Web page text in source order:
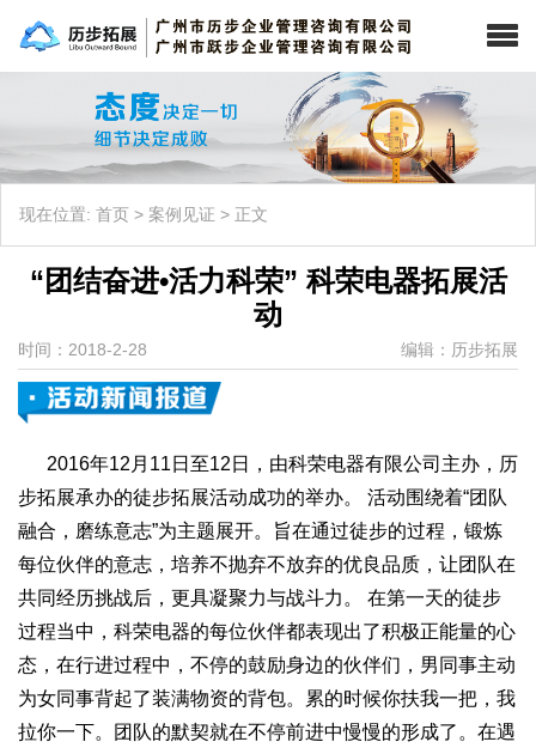
现在位置: 首页 > 案例见证 > 正文
“团结奋进•活力科荣” 科荣电器拓展活
动
时间：2018-2-28 编辑：历步拓展
2016年12月11日至12日，由科荣电器有限公司主办，历
步拓展承办的徒步拓展活动成功的举办。 活动围绕着“团队
融合，磨练意志”为主题展开。旨在通过徒步的过程，锻炼
每位伙伴的意志，培养不抛弃不放弃的优良品质，让团队在
共同经历挑战后，更具凝聚力与战斗力。 在第一天的徒步
过程当中，科荣电器的每位伙伴都表现出了积极正能量的心
态，在行进过程中，不停的鼓励身边的伙伴们，男同事主动
为女同事背起了装满物资的背包。累的时候你扶我一把，我
拉你一下。团队的默契就在不停前进中慢慢的形成了。在遇